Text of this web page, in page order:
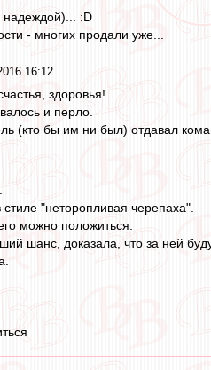
надеждой)... :D
- многих продали уже...
16:12
здоровья!
и перло.
(кто бы им ни был) отдавал
стиле "неторопливая черепаха".
можно положиться.
шанс, доказала, что за ней